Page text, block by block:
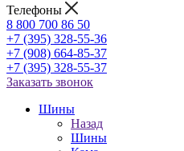
Телефоны
8 800 700 86 50
+7 (395) 328-55-36
+7 (908) 664-85-37
+7 (395) 328-55-37
Заказать звонок
Шины
Назад
Шины